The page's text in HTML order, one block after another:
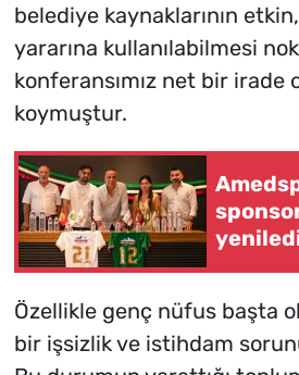
belediye kaynaklarının
yararına kullanılabilmesi
konferansımız net bir irade
koymuştur.
Özellikle genç nüfus başta
bir işsizlik ve istihdam